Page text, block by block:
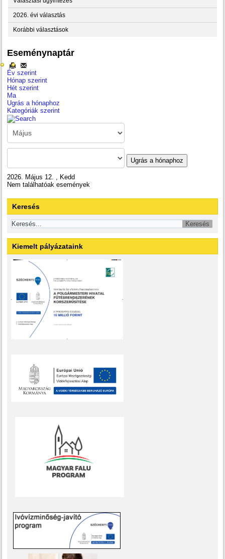
2026. évi választás
Korábbi választások
Eseménynaptár
Év szerint
Hónap szerint
Hét szerint
Ma
Ugrás a hónaphoz
Kategóriák szerint
Ugrás a hónaphoz
2026. Május 12. , Kedd
Nem találhatóak események
Keresés
Kiemelt pályázataink